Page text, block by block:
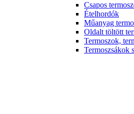
Csapos
Ételhordók
Műanyag
Oldalt töltött
Termoszok,
Termoszsákok